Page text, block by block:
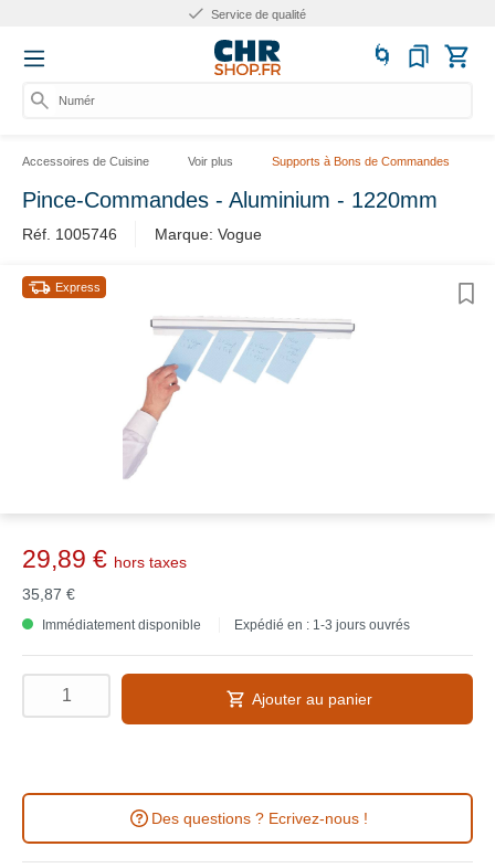
Service de qualité
Numéro
Accessoires de Cuisine Voir plus Supports à Bons de Commandes
Pince-Commandes - Aluminium - 1220mm
Réf. 1005746 Marque: Vogue
Express
29,89 € hors taxes
35,87 €
Immédiatement disponible Expédié en : 1-3 jours ouvrés
Ajouter au panier
Des questions ? Ecrivez-nous !